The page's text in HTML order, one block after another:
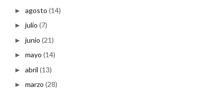
► agosto (14)
► julio (7)
► junio (21)
► mayo (14)
► abril (13)
► marzo (28)